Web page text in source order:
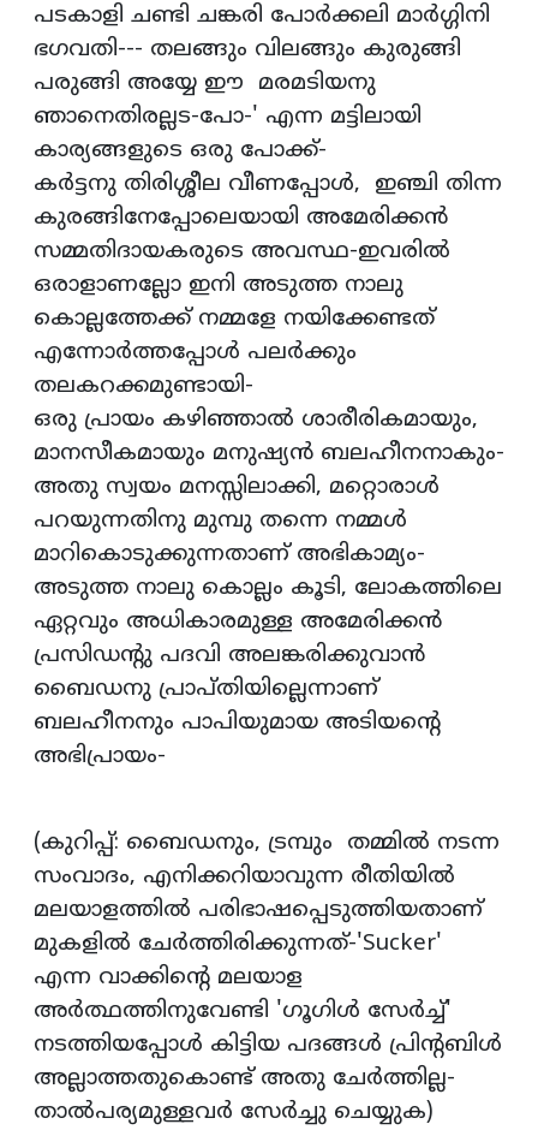
പടകാളി ചണ്ടി ചങ്കരി പോര്‍ക്കലി മാര്‍ഗ്ഗിനി
ഭഗവതി--- തലങ്ങും വിലങ്ങും കുരുങ്ങി
പരുങ്ങി അയ്യേ ഈ മരമടിയനു
ഞാനെതിരല്ലട-പോ-' എന്ന മട്ടിലായി
കാര്യങ്ങളുടെ ഒരു പോക്ക്-
കര്‍ട്ടനു തിരിശ്ശീല വീണപ്പോള്‍, ഇഞ്ചി തിന്ന
കുരങ്ങിനേപ്പോലെയായി അമേരിക്കന്‍
സമ്മതിദായകരുടെ അവസ്ഥ-ഇവരില്‍
ഒരാളാണല്ലോ ഇനി അടുത്ത നാലു
കൊല്ലത്തേക്ക് നമ്മളേ നയിക്കേണ്ടത്
എന്നോര്‍ത്തപ്പോള്‍ പലര്‍ക്കും
തലകറക്കമുണ്ടായി-
ഒരു പ്രായം കഴിഞ്ഞാല്‍ ശാരീരികമായും,
മാനസീകമായും മനുഷ്യന്‍ ബലഹീനനാകും-
അതു സ്വയം മനസ്സിലാക്കി, മറ്റൊരാള്‍
പറയുന്നതിനു മുമ്പു തന്നെ നമ്മള്‍
മാറികൊടുക്കുന്നതാണ് അഭികാമ്യം-
അടുത്ത നാലു കൊല്ലം കൂടി, ലോകത്തിലെ
ഏറ്റവും അധികാരമുള്ള അമേരിക്കന്‍
പ്രസിഡന്റു പദവി അലങ്കരിക്കുവാന്‍
ബൈഡനു പ്രാപ്തിയില്ലെന്നാണ്
ബലഹീനനും പാപിയുമായ അടിയന്റെ
അഭിപ്രായം-
(കുറിപ്പ്: ബൈഡനും, ട്രമ്പും തമ്മില്‍ നടന്ന
സംവാദം, എനിക്കറിയാവുന്ന രീതിയില്‍
മലയാളത്തില്‍ പരിഭാഷപ്പെടുത്തിയതാണ്
മുകളില്‍ ചേര്‍ത്തിരിക്കുന്നത്-'Sucker'
എന്ന വാക്കിന്റെ മലയാള
അര്‍ത്ഥത്തിനുവേണ്ടി 'ഗൂഗിള്‍ സേര്‍ച്ച്'
നടത്തിയപ്പോള്‍ കിട്ടിയ പദങ്ങള്‍ പ്രിന്റബിള്‍
അല്ലാത്തതുകൊണ്ട് അതു ചേര്‍ത്തില്ല-
താല്‍പര്യമുള്ളവര്‍ സേര്‍ച്ചു ചെയ്യുക)